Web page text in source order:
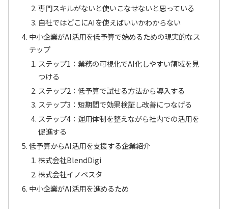
専門スキルがないと使いこなせないと思っている
自社ではどこにAIを使えばいいかわからない
中小企業がAI活用を低予算で始めるための現実的なス
テップ
ステップ1：業務の可視化でAI化しやすい領域を見
つける
ステップ2：低予算で試せる方法から導入する
ステップ3：短期間で効果検証し改善につなげる
ステップ4：運用体制を整えながら社内での活用を
促進する
低予算からAI活用を支援する企業紹介
株式会社BlendDigi
株式会社イノベスタ
中小企業がAI活用を進めるため